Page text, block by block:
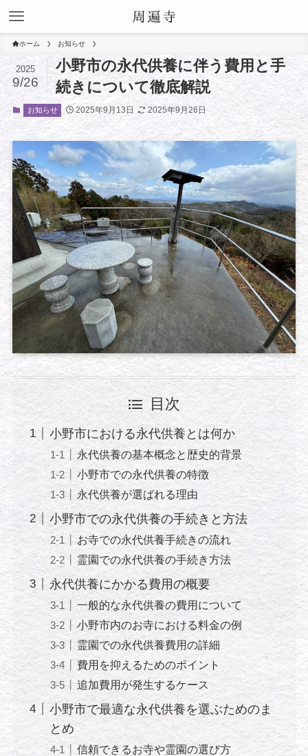
ホーム お知らせ
小野市の永代供養に伴う費用と手
続きについて徹底解説
2025
9/26
お知らせ 2025年9月13日 2025年9月26日
目次
小野市における永代供養とは何か
永代供養の基本概念と歴史的背景
小野市での永代供養の特徴
永代供養が選ばれる理由
小野市での永代供養の手続きと方法
お寺での永代供養手続きの流れ
霊園での永代供養の手続き方法
永代供養にかかる費用の概要
一般的な永代供養の費用について
小野市内のお寺における料金の例
霊園での永代供養費用の詳細
費用を抑えるためのポイント
追加費用が発生するケース
小野市で最適な永代供養を選ぶためのま
とめ
信頼できるお寺や霊園の選び方